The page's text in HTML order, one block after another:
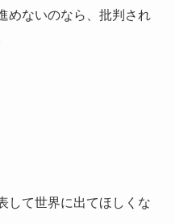
めないのなら、批判され
して世界に出てほしくな